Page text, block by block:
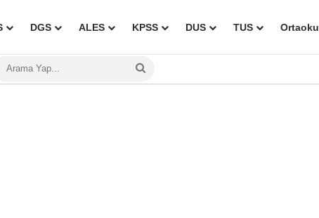
DGS ALES KPSS DUS TUS
Makale
görünümü değiştir